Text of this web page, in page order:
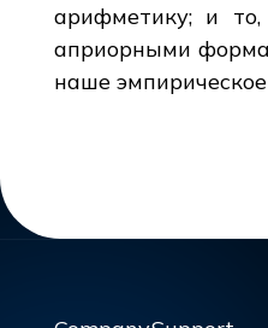
арифметику; и то,
априорными
наше